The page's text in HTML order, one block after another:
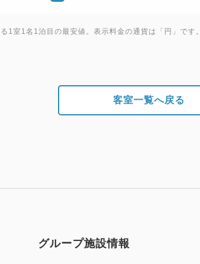
1室1名1泊目の最安値。表示料金の通貨は「円」です。
客室一覧へ戻る
グループ施設情報